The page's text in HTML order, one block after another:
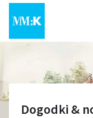
Dogodki &